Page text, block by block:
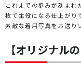
これまでの歩みが刻まれ
枚で主役になる仕上がり
素敵な着用写真をお送り
【オリジナル